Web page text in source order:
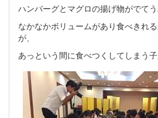
ハンバーグとマグロの揚げ物がでてう
なかなかボリュームがあり食べきれ
が、
あっという間に食べつくしてしまう子